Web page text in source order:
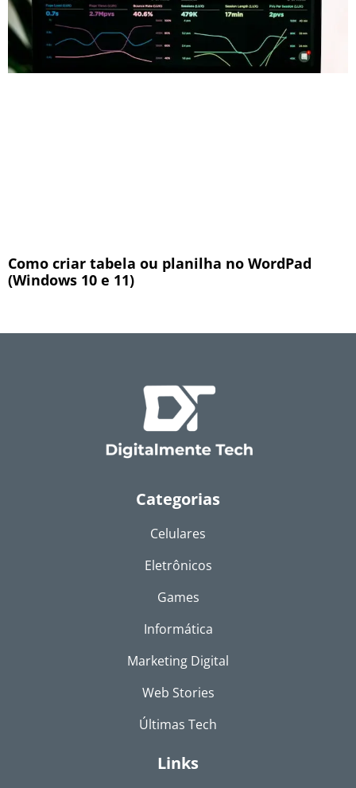
Como criar tabela ou planilha no WordPad
(Windows 10 e 11)
Categorias
Celulares
Eletrônicos
Games
Informática
Marketing Digital
Web Stories
Últimas Tech
Links